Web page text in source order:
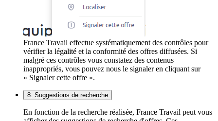
France Travail effectue systématiquement des contrôles pour
vérifier la légalité et la conformité des offres diffusées. Si
malgré ces contrôles vous constatez des contenus
inappropriés, vous pouvez nous le signaler en cliquant sur
« Signaler cette offre ».
8. Suggestions de recherche
En fonction de la recherche réalisée, France Travail peut vous